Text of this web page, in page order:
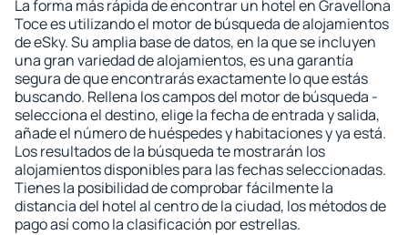
La forma más rápida de encontrar un hotel en Gravellona
Toce es utilizando el motor de búsqueda de alojamientos
de eSky. Su amplia base de datos, en la que se incluyen
una gran variedad de alojamientos, es una garantía
segura de que encontrarás exactamente lo que estás
buscando. Rellena los campos del motor de búsqueda -
selecciona el destino, elige la fecha de entrada y salida,
añade el número de huéspedes y habitaciones y ya está.
Los resultados de la búsqueda te mostrarán los
alojamientos disponibles para las fechas seleccionadas.
Tienes la posibilidad de comprobar fácilmente la
distancia del hotel al centro de la ciudad, los métodos de
pago así como la clasificación por estrellas.